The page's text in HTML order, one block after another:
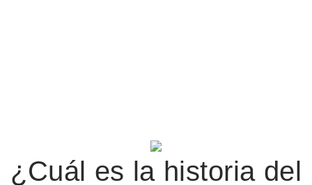
¿Cuál es la historia del